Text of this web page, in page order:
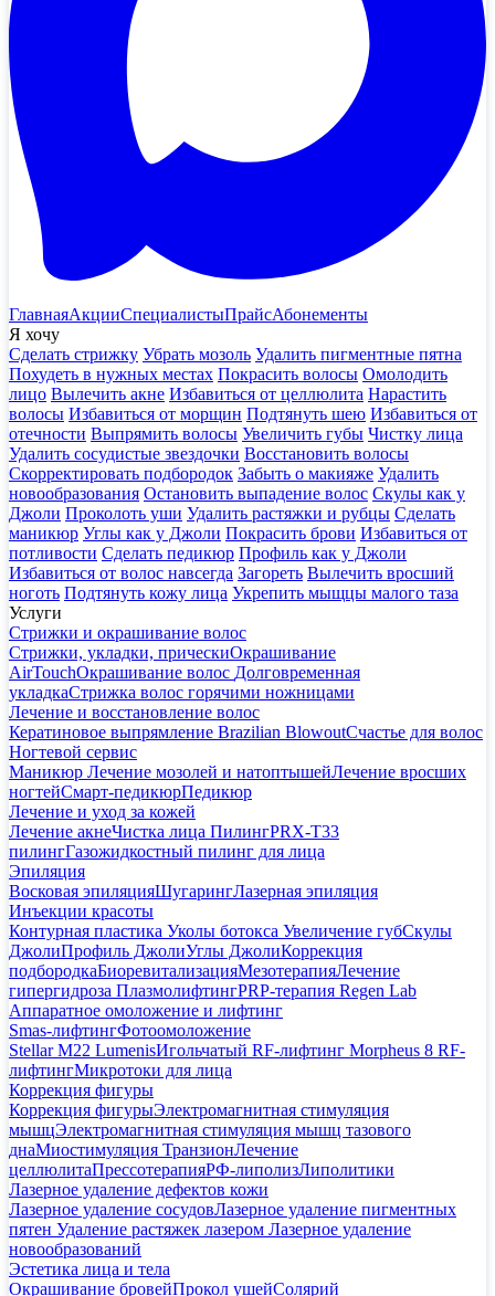
ГлавнаяАкцииСпециалистыПрайсАбонементы
Я хочу
Сделать стрижку Убрать мозоль Удалить пигментные пятна
Похудеть в нужных местах Покрасить волосы Омолодить
лицо Вылечить акне Избавиться от целлюлита Нарастить
волосы Избавиться от морщин Подтянуть шею Избавиться от
отечности Выпрямить волосы Увеличить губы Чистку лица
Удалить сосудистые звездочки Восстановить волосы
Скорректировать подбородок Забыть о макияже Удалить
новообразования Остановить выпадение волос Скулы как у
Джоли Проколоть уши Удалить растяжки и рубцы Сделать
маникюр Углы как у Джоли Покрасить брови Избавиться от
потливости Сделать педикюр Профиль как у Джоли
Избавиться от волос навсегда Загореть Вылечить вросший
ноготь Подтянуть кожу лица Укрепить мыщцы малого таза
Услуги
Стрижки и окрашивание волос
Стрижки, укладки, прическиОкрашивание
AirTouchОкрашивание волос Долговременная
укладкаСтрижка волос горячими ножницами
Лечение и восстановление волос
Кератиновое выпрямление Brazilian BlowoutСчастье для волос
Ногтевой сервис
Маникюр Лечение мозолей и натоптышейЛечение вросших
ногтейСмарт-педикюрПедикюр
Лечение и уход за кожей
Лечение акнеЧистка лица ПилингPRX-T33
пилингГазожидкостный пилинг для лица
Эпиляция
Восковая эпиляцияШугарингЛазерная эпиляция
Инъекции красоты
Контурная пластика Уколы ботокса Увеличение губСкулы
ДжолиПрофиль ДжолиУглы ДжолиКоррекция
подбородкаБиоревитализацияМезотерапияЛечение
гипергидроза ПлазмолифтингPRP-терапия Regen Lab
Аппаратное омоложение и лифтинг
Smas-лифтингФотоомоложение
Stellar M22 LumenisИгольчатый RF-лифтинг Morpheus 8 RF-
лифтингМикротоки для лица
Коррекция фигуры
Коррекция фигурыЭлектромагнитная стимуляция
мышцЭлектромагнитная стимуляция мышц тазового
днаМиостимуляция ТранзионЛечение
целлюлитаПрессотерапияРФ-липолизЛиполитики
Лазерное удаление дефектов кожи
Лазерное удаление сосудовЛазерное удаление пигментных
пятен Удаление растяжек лазером Лазерное удаление
новообразований
Эстетика лица и тела
Окрашивание бровейПрокол ушейСолярий